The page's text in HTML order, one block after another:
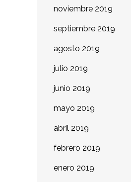
noviembre 2019
septiembre 2019
agosto 2019
julio 2019
junio 2019
mayo 2019
abril 2019
febrero 2019
enero 2019